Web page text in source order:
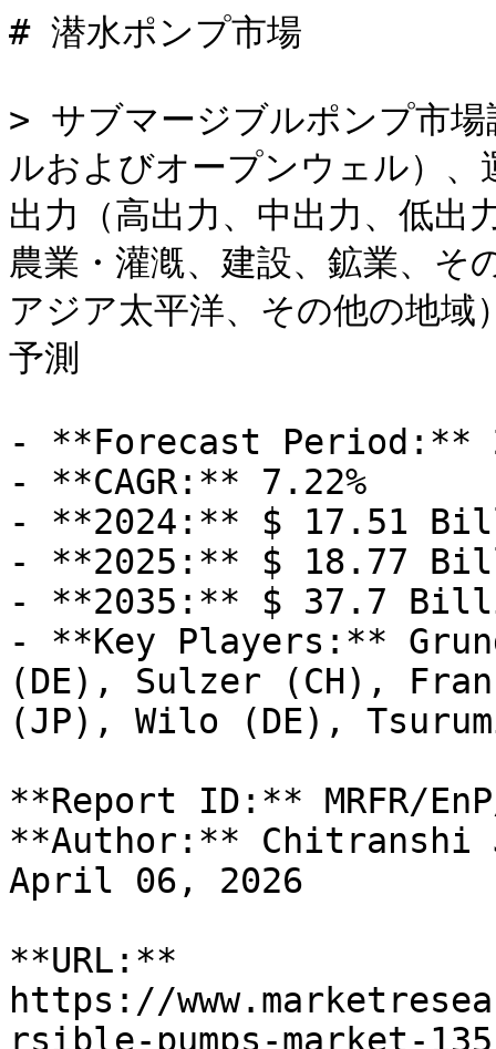
# 潜水ポンプ市場
> サブマージブルポンプ市場
ルおよびオープンウェル）
出力（高出力、中出力、低出
農業・灌漑、建設、鉱業、そ
アジア太平洋、その他の地
予測
- **Forecast Period:**
- **CAGR:** 7.22%
- **2024:** $ 17.51
- **2025:** $ 18.77
- **2035:** $ 37.7
- **Key Players:**
(DE), Sulzer (CH),
(JP), Wilo (DE),
**Report ID:** MRFR/
**Author:** Chitranshi
April 06, 2026
**URL:**
https://
rsible-pumps-market-